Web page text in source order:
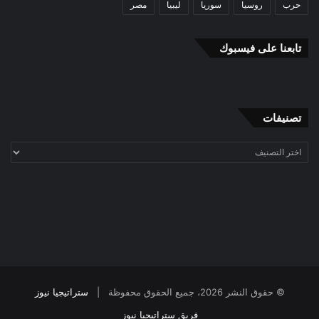
has always been a part of international
historical logic of American foreign policy
حرب روسيا سوريا ليبيا مصر
تابعنا على فيسبوك
تصنيفات
تصنيفات
© حقوق النشر 2026، جميع الحقوق محفوظة |
ستراتيجيا نيوز
فريق ستراتيجيا نيوز